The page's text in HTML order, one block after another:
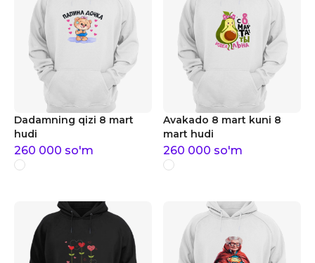
Dadamning qizi 8 mart
hudi
260 000 so'm
Avakado 8 mart kuni 8
mart hudi
260 000 so'm